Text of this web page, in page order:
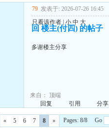
79 发表于: 2026-07-26 16:45
只看该作者| 小 中 大
回 楼主(付四) 的帖子
多谢楼主分享
来自： 顶端
回复
引用 分享
« 5 6 7 8 »
Pages: 8/8 Go